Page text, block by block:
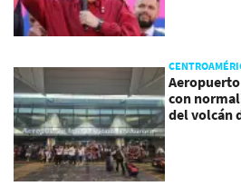
con
del volcán